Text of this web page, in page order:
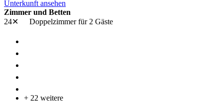
Unterkunft ansehen
Zimmer und Betten
24✕
Doppelzimmerfür 2 Gäste
+ 22 weitere